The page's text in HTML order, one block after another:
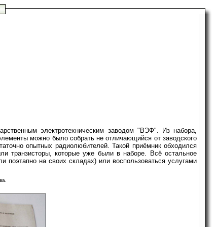
электротехническим заводом "ВЭФ". Из набора,
можно было собрать не отличающийся от заводского
опытных радиолюбителей. Такой приёмник обходился
транзисторы, которые уже были в наборе. Всё остальное
поэтапно на своих складах) или воспользоваться услугами